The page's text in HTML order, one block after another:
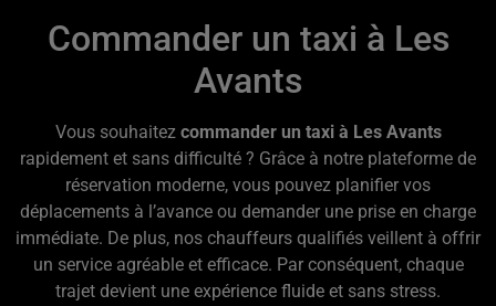
Commander un taxi à Les
Avants
Vous souhaitez commander un taxi à Les Avants
rapidement et sans difficulté ? Grâce à notre plateforme de
réservation moderne, vous pouvez planifier vos
déplacements à l’avance ou demander une prise en charge
immédiate. De plus, nos chauffeurs qualifiés veillent à offrir
un service agréable et efficace. Par conséquent, chaque
trajet devient une expérience fluide et sans stress.